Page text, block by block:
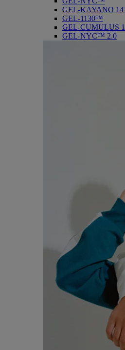
GEL-KAYANO
GEL-1130™
GEL-CUMULUS
GEL-NYC™ 2.0